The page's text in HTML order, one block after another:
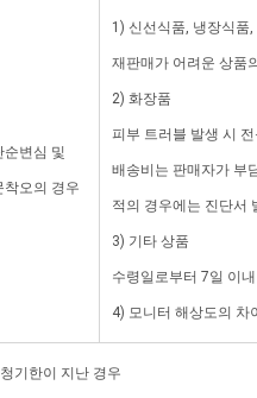
순변심 및
착오의 경우
1) 신선식품, 냉장식품
재판매가 어려운 상품
2) 화장품
피부 트러블 발생 시
배송비는 판매자가 부
적의 경우에는 진단서
3) 기타 상품
수령일로부터 7일 이
4) 모니터 해상도의 차
기한이 지난 경우